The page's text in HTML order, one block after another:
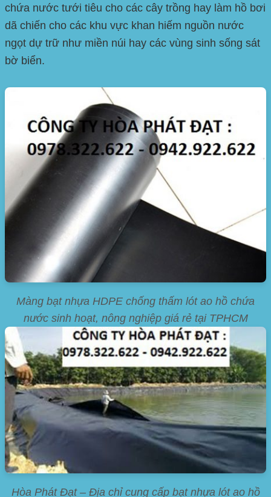
chứa nước tưới tiêu cho các cây trồng hay làm hồ bơi
dã chiến cho các khu vực khan hiếm nguồn nước
ngọt dự trữ như miền núi hay các vùng sinh sống sát
bờ biển.
Màng bạt nhựa HDPE chống thấm lót ao hồ chứa
nước sinh hoạt, nông nghiệp giá rẻ tại TPHCM
Hòa Phát Đạt – Địa chỉ cung cấp bạt nhựa lót ao hồ